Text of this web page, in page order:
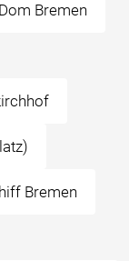
Bremen
Bremen